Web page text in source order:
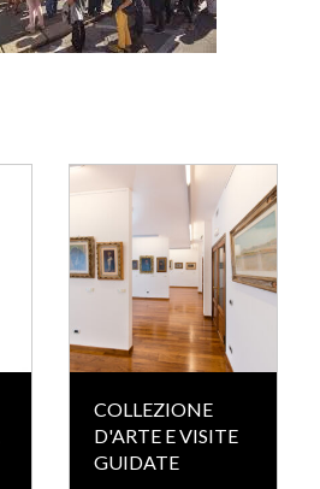
COLLEZIONE
D'ARTE E VISITE
GUIDATE